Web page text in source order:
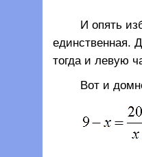
И опять
единственная.
тогда и левую
Вот и